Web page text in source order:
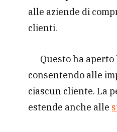
alle aziende di
clienti.
Questo ha
consentendo alle
ciascun cliente. La
estende anche alle